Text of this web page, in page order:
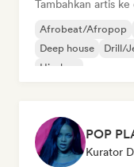
Tambahkan artis
Afrobeat/Afropop
Deep house
Drill/
Hip-hop
POP
Kurator